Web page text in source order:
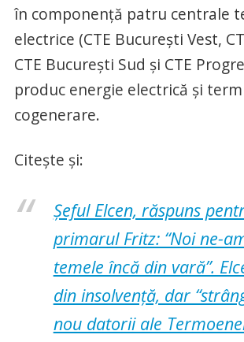
în componenţă patru centrale
electrice (CTE Bucureşti Vest,
CTE Bucureşti Sud şi CTE
produc energie electrică şi
cogenerare.
Citește și:
Șeful Elcen, răspuns
primarul Fritz: “Noi ne-
temele încă din vară”.
din insolvență, dar
nou datorii ale